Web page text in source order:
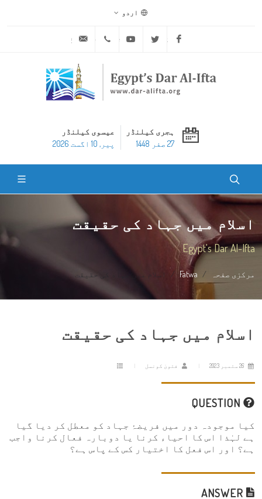
اردو
Facebook
Twitter
Youtube
ہجری کیلنڈر
27 صفر 1448
عیسوی کیلنڈر
پير, 10 اگست 2026
اسلام میں جہاد کی حقیقت
Egypt's Dar Al-Ifta
مرکزی صفحہ Fatwa اسلام میں جہاد کی حقیقت
اسلام میں جہاد کی حقیقت
26 ستمبر 2023 فتویٰ کونسل
کیا موجودہ دور میں فریضۂ جہاد کو معطل کر دیا گیا
ہے لہٰذا اس کا احیاء کرنا یا دوبارہ فعال کرنا واجب
ہے؟ اور اس فعل کا اختیار کس کے پاس ہے؟